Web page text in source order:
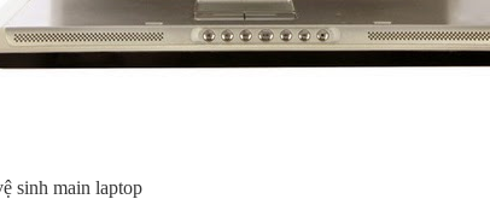
sinh main laptop